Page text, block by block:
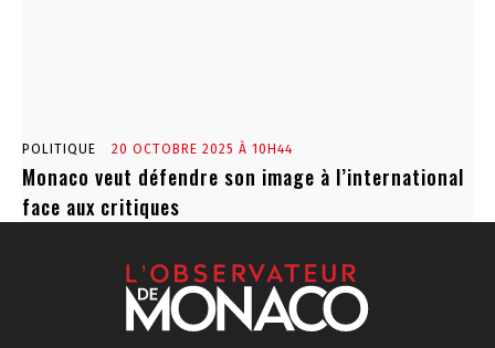
POLITIQUE 20 OCTOBRE 2025 À 10H44
Monaco veut défendre son image à l’international
face aux critiques